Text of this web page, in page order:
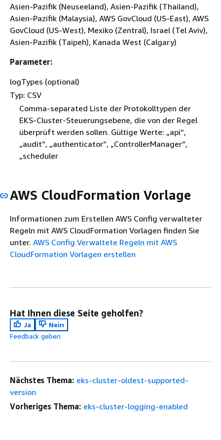
Asien-Pazifik (Neuseeland), Asien-Pazifik (Thailand),
Asien-Pazifik (Malaysia), AWS GovCloud (US-East), AWS
GovCloud (US-West), Mexiko (Zentral), Israel (Tel Aviv),
Asien-Pazifik (Taipeh), Kanada West (Calgary)
Parameter:
logTypes (optional)
Typ: CSV
Comma-separated Liste der Protokolltypen der
EKS-Cluster-Steuerungsebene, die von der Regel
überprüft werden sollen. Gültige Werte: „api“,
„audit“, „authenticator“, „ControllerManager“,
„scheduler
AWS CloudFormation Vorlage
Informationen zum Erstellen AWS Config verwalteter
Regeln mit AWS CloudFormation Vorlagen finden Sie
unter. AWS Config Verwaltete Regeln mit AWS
CloudFormation Vorlagen erstellen
Hat Ihnen diese Seite geholfen?
Ja
Nein
Feedback geben
Nächstes Thema: eks-cluster-oldest-supported-
version
Vorheriges Thema: eks-cluster-logging-enabled